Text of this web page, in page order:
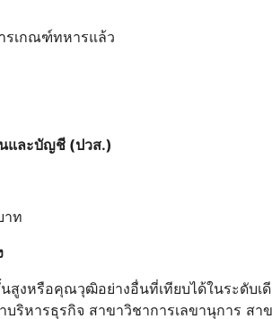
รเกณฑ์ทหารแล้ว
และบัญชี (ปวส.)
าท
สูงหรือคุณวุฒิอย่างอื่นที่เทียบได้ในระดับเ
ริหารธุรกิจ สาขาวิชาการเลขานุการ สา